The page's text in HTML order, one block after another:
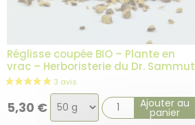
Réglisse coupée BIO – Plante en
vrac – Herboristerie du Dr. Sammut
5,30 € Choix
de
Ajouter au
panier